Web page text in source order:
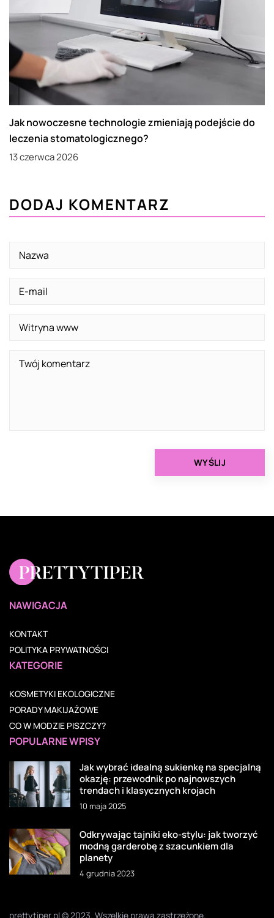
Jak nowoczesne technologie zmieniają podejście do
leczenia stomatologicznego?
13 czerwca 2026
DODAJ KOMENTARZ
NAWIGACJA
KONTAKT
POLITYKA PRYWATNOŚCI
KATEGORIE
KOSMETYKI EKOLOGICZNE
PORADY MAKIJAŻOWE
CO W MODZIE PISZCZY?
POPULARNE WPISY
Jak wybrać idealną sukienkę na specjalną
okazję: przewodnik po najnowszych
trendach i klasycznych krojach
10 maja 2025
Odkrywając tajniki eko-stylu: jak tworzyć
modną garderobę z szacunkiem dla
planety
4 grudnia 2023
prettytiper.pl © 2023. Wszelkie prawa zastrzeżone.